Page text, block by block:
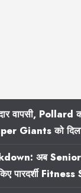
वापसी,
Giants को
अब Senior
पारदर्शी